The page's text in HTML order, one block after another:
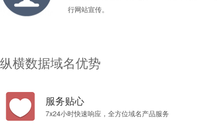
行网站宣传。
纵横数据域名优势
服务贴心
7x24小时快速响应，全方位域名产品服务